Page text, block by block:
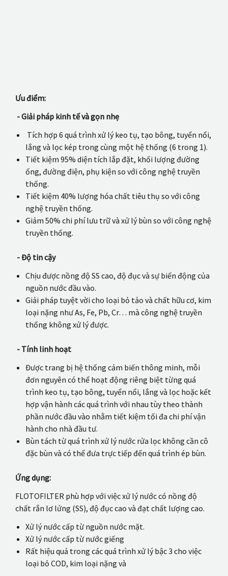
Ưu điểm:
- Giải pháp kinh tế và gọn nhẹ
Tích hợp 6 quá trình xử lý keo tụ, tạo bông, tuyển nổi,
lắng và lọc kép trong cùng một hệ thống (6 trong 1).
Tiết kiệm 95% diện tích lắp đặt, khối lượng đường
ống, đường điện, phụ kiện so với công nghệ truyền
thống.
Tiết kiệm 40% lượng hóa chất tiêu thụ so với công
nghệ truyền thống.
Giảm 50% chi phí lưu trữ và xử lý bùn so với công nghệ
truyền thống.
- Độ tin cậy
Chịu được nồng độ SS cao, độ đục và sự biến động của
nguồn nước đầu vào.
Giải pháp tuyệt vời cho loại bỏ tảo và chất hữu cơ, kim
loại nặng như As, Fe, Pb, Cr… mà công nghệ truyền
thống không xử lý được.
- Tính linh hoạt
Được trang bị hệ thống cảm biến thông minh, mỗi
đơn nguyên có thể hoạt động riêng biệt từng quá
trình keo tụ, tạo bông, tuyển nổi, lắng và lọc hoặc kết
hợp vận hành các quá trình với nhau tùy theo thành
phần nước đầu vào nhằm tiết kiệm tối đa chi phí vận
hành cho nhà đầu tư.
Bùn tách từ quá trình xử lý nước rửa lọc không cần cô
đặc bùn và có thể đưa trực tiếp đến quá trình ép bùn.
Ứng dụng:
FLOTOFILTER phù hợp với việc xử lý nước có nồng độ
chất rắn lơ lửng (SS), độ đục cao và đạt chất lượng cao.
Xử lý nước cấp từ nguồn nước mặt.
Xử lý nước cấp từ nước giếng
Rất hiệu quả trong các quá trình xử lý bậc 3 cho việc
loại bỏ COD, kim loại nặng và